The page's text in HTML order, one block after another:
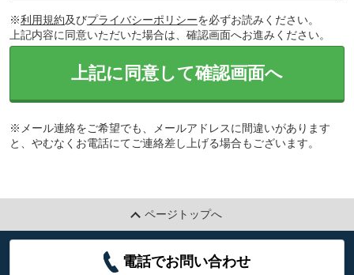
※利用規約及びプライバシーポリシーを必ずお読みください。
上記内容に同意いただいた場合は、確認画面へお進みください。
上記に同意して確認画面へ
※メール連絡をご希望でも、メールアドレスに間違いがあります
と、やむなくお電話にてご連絡差し上げる場合もございます。
ページトップへ
電話でお問い合わせ